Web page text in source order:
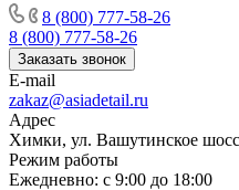
8 (800) 777-58-26
8 (800) 777-58-26
Заказать звонок
E-mail
zakaz@asiadetail.ru
Адрес
Химки, ул. Вашутинское
Режим работы
Ежедневно: с 9:00 до 18:00